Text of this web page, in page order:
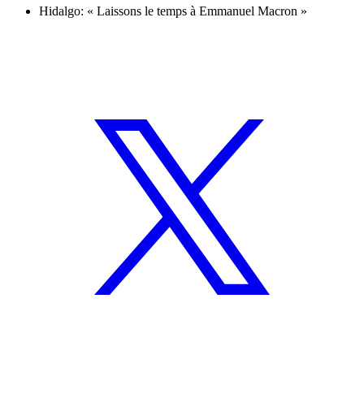
Hidalgo: « Laissons le temps à Emmanuel Macron »